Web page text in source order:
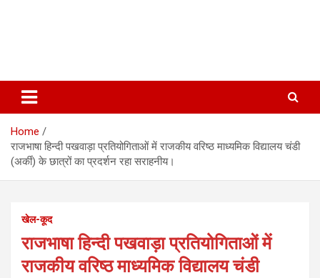
Home
राजभाषा हिन्दी पखवाड़ा प्रतियोगिताओं में राजकीय वरिष्ठ माध्यमिक विद्यालय चंडी
(अर्की) के छात्रों का प्रदर्शन रहा सराहनीय।
खेल-कूद
राजभाषा हिन्दी पखवाड़ा प्रतियोगिताओं में
राजकीय वरिष्ठ माध्यमिक विद्यालय चंडी